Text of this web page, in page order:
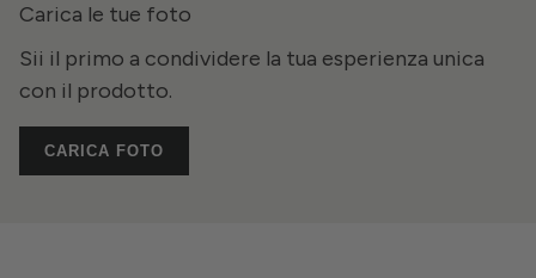
Carica le tue foto
Sii il primo a condividere la tua esperienza unica
con il prodotto.
CARICA FOTO